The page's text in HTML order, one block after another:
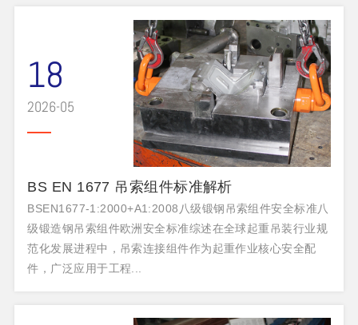
18
2026-05
BS EN 1677 吊索组件标准解析
BSEN1677-1:2000+A1:2008八级锻钢吊索组件安全标准八
级锻造钢吊索组件欧洲安全标准综述在全球起重吊装行业规
范化发展进程中，吊索连接组件作为起重作业核心安全配
件，广泛应用于工程...